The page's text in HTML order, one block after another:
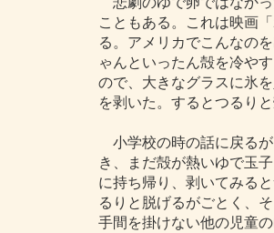
こともある。これは映画
る。アメリカでこんなの
ゃんといったん殻を冷や
ので、大きなグラスに氷
を剥いた。するとつるり
小学校の時の話に戻るが
き、まだ殻が熱いゆで玉
に持ち帰り、剥いてみる
るりと脱げるがごとく、
手間を掛けない他の児童